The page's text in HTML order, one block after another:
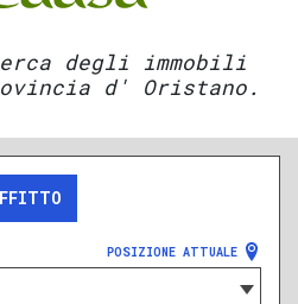
degli immobili
d' Oristano.
POSIZIONE ATTUALE